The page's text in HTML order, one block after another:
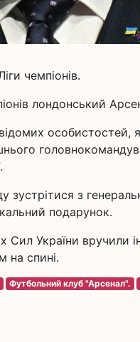
чемпіонів.
лондонський
зустрітися з
подарунок.
України вручили
на спині.
Футбольний клуб "Арсенал".